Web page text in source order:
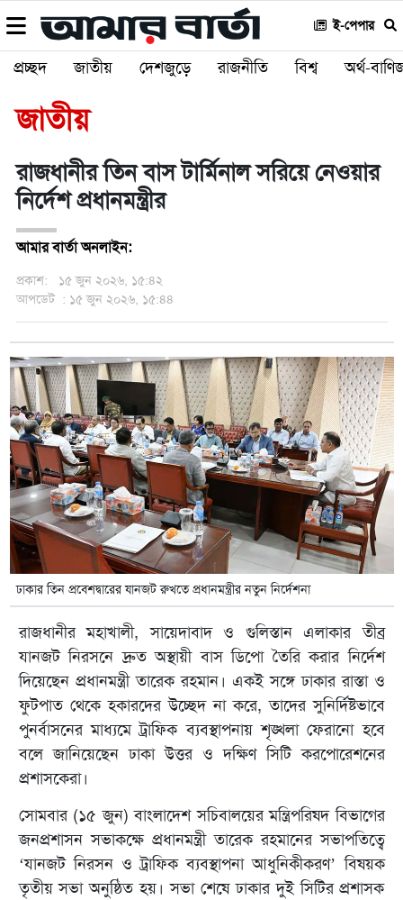
ই-পেপার
প্রচ্ছদ জাতীয় দেশজুড়ে রাজনীতি বিশ্ব অর্থ-
জাতীয়
রাজধানীর তিন বাস টার্মিনাল সরিয়ে নেওয়ার
নির্দেশ প্রধানমন্ত্রীর
আমার বার্তা অনলাইন:
প্রকাশ:
১৫ জুন ২০২৬, ১৫:৪২
আপডেট : ১৫ জুন ২০২৬, ১৫:৪৪
ঢাকার তিন প্রবেশদ্বারের যানজট রুখতে প্রধানমন্ত্রীর নতুন নির্দেশনা
রাজধানীর মহাখালী, সায়েদাবাদ ও গুলিস্তান এলাকার তীব্র
যানজট নিরসনে দ্রুত অস্থায়ী বাস ডিপো তৈরি করার নির্দেশ
দিয়েছেন প্রধানমন্ত্রী তারেক রহমান। একই সঙ্গে ঢাকার রাস্তা ও
ফুটপাত থেকে হকারদের উচ্ছেদ না করে, তাদের সুনির্দিষ্টভাবে
পুনর্বাসনের মাধ্যমে ট্রাফিক ব্যবস্থাপনায় শৃঙ্খলা ফেরানো হবে
বলে জানিয়েছেন ঢাকা উত্তর ও দক্ষিণ সিটি করপোরেশনের
প্রশাসকেরা।
সোমবার (১৫ জুন) বাংলাদেশ সচিবালয়ের মন্ত্রিপরিষদ বিভাগের
জনপ্রশাসন সভাকক্ষে প্রধানমন্ত্রী তারেক রহমানের সভাপতিত্বে
‘যানজট নিরসন ও ট্রাফিক ব্যবস্থাপনা আধুনিকীকরণ’ বিষয়ক
তৃতীয় সভা অনুষ্ঠিত হয়। সভা শেষে ঢাকার দুই সিটির প্রশাসক